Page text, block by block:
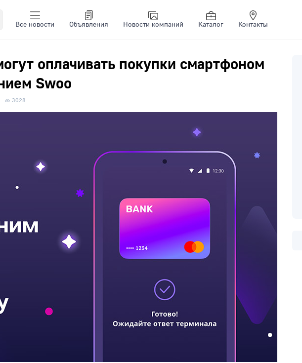
Все новости Объявления Новости компаний Каталог Контакты
оплачивать покупки смартфоном
Swoo
3028